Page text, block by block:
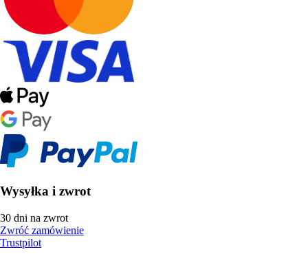
Wysyłka i zwrot
30 dni na zwrot
Zwróć zamówienie
Trustpilot